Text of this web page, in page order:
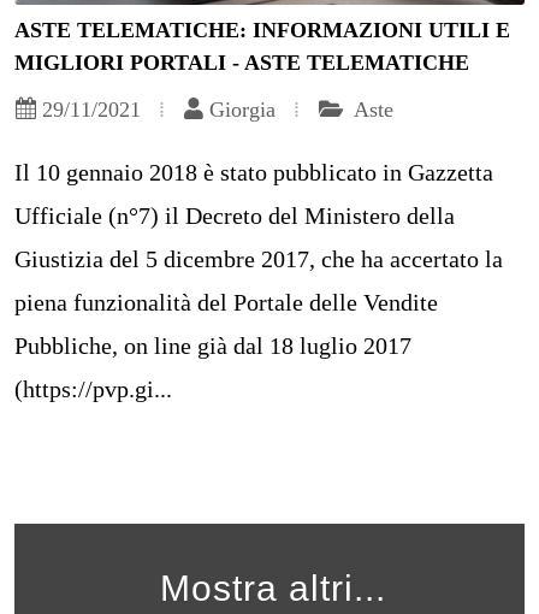
ASTE TELEMATICHE: INFORMAZIONI UTILI E
MIGLIORI PORTALI - ASTE TELEMATICHE
29/11/2021
Giorgia Aste
Il 10 gennaio 2018 è stato pubblicato in Gazzetta
Ufficiale (n°7) il Decreto del Ministero della
Giustizia del 5 dicembre 2017, che ha accertato la
piena funzionalità del Portale delle Vendite
Pubbliche, on line già dal 18 luglio 2017
(https://pvp.gi...
Mostra altri...